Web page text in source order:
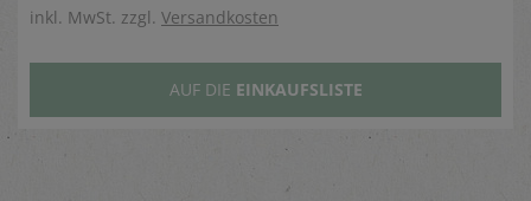
inkl. MwSt. zzgl. Versandkosten
AUF DIE EINKAUFSLISTE